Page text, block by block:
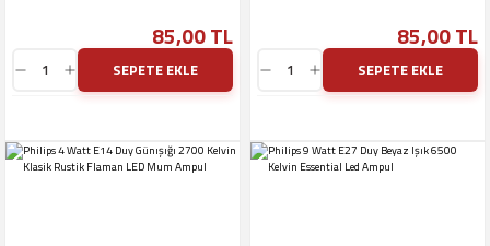
85,00 TL
SEPETE EKLE
85,00 TL
SEPETE EKLE